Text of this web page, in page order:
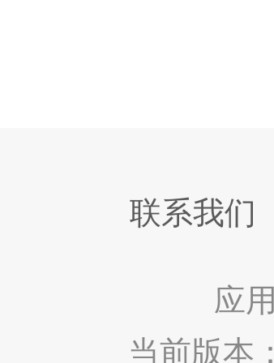
联系我们
应
当前版本